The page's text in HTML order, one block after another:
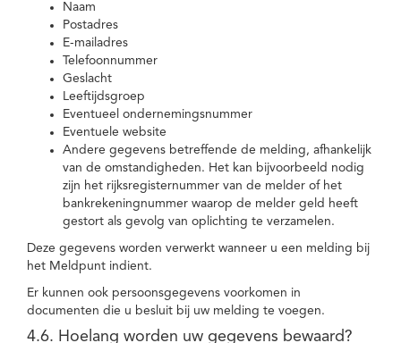
Naam
Postadres
E-mailadres
Telefoonnummer
Geslacht
Leeftijdsgroep
Eventueel ondernemingsnummer
Eventuele website
Andere gegevens betreffende de melding, afhankelijk
van de omstandigheden. Het kan bijvoorbeeld nodig
zijn het rijksregisternummer van de melder of het
bankrekeningnummer waarop de melder geld heeft
gestort als gevolg van oplichting te verzamelen.
Deze gegevens worden verwerkt wanneer u een melding bij
het Meldpunt indient.
Er kunnen ook persoonsgegevens voorkomen in
documenten die u besluit bij uw melding te voegen.
4.6. Hoelang worden uw gegevens bewaard?